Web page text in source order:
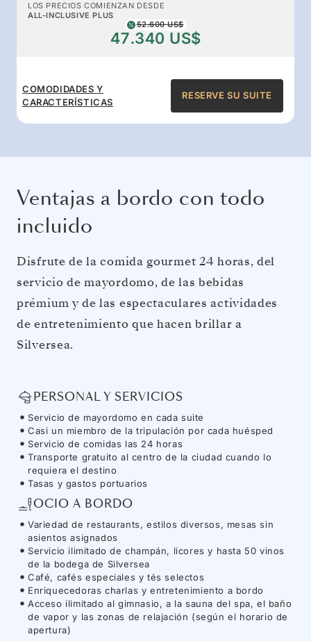
LOS PRECIOS COMIENZAN DESDE
ALL-INCLUSIVE PLUS
52.600 US$
47.340 US$
COMODIDADES Y
CARACTERÍSTICAS
RESERVE SU SUITE
Ventajas a bordo con todo
incluido
Disfrute de la comida gourmet 24 horas, del
servicio de mayordomo, de las bebidas
prémium y de las espectaculares actividades
de entretenimiento que hacen brillar a
Silversea.
PERSONAL Y SERVICIOS
Servicio de mayordomo en cada suite
Casi un miembro de la tripulación por cada huésped
Servicio de comidas las 24 horas
Transporte gratuito al centro de la ciudad cuando lo
requiera el destino
Tasas y gastos portuarios
OCIO A BORDO
Variedad de restaurants, estilos diversos, mesas sin
asientos asignados
Servicio ilimitado de champán, licores y hasta 50 vinos
de la bodega de Silversea
Café, cafés especiales y tés selectos
Enriquecedoras charlas y entretenimiento a bordo
Acceso ilimitado al gimnasio, a la sauna del spa, el baño
de vapor y las zonas de relajación (según el horario de
apertura)